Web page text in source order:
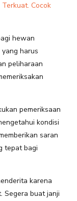
Cocok
hewan
harus
peliharaan
pemeriksaan
kondisi
saran
tepat bagi
karena
Segera buat janji